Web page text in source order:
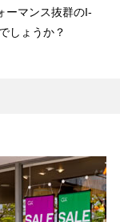
ーマンス抜群のI-
しょうか？